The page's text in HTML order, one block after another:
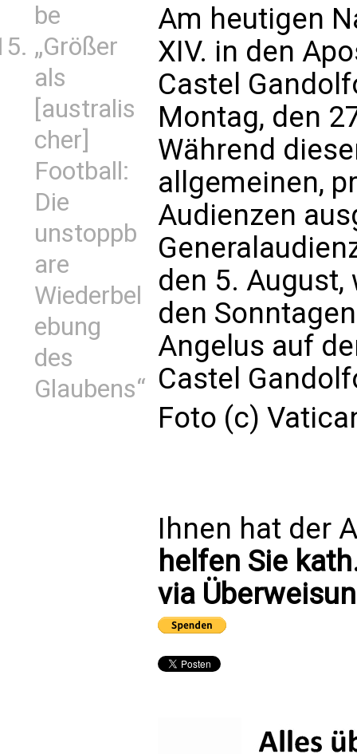
be
„Größer
als
[australis
cher]
Football:
Die
unstoppb
are
Wiederbel
ebung
des
Glaubens“
Am heutigen
XIV. in den
Castel
Montag, den
Während
allgemeinen,
Audienzen
den 5.
den
Angelus auf
Castel
Foto (c)
Ihnen hat der
helfen Sie
via